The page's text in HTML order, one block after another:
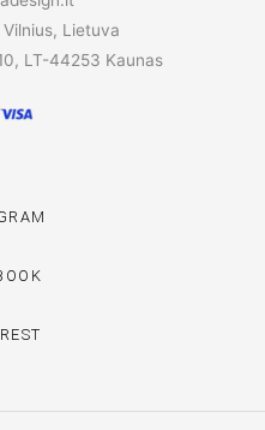
Lietuva
LT-44253 Kaunas